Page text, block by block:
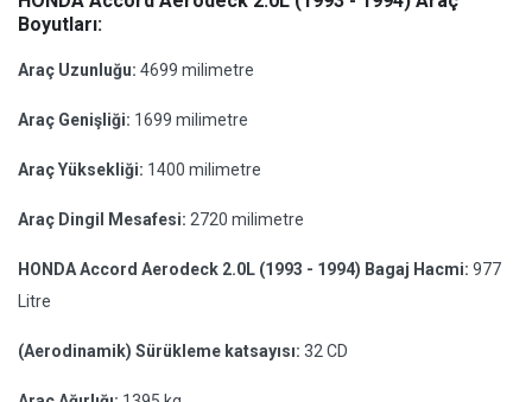
Boyutları:
Araç Uzunluğu: 4699 milimetre
Araç Genişliği: 1699 milimetre
Araç Yüksekliği: 1400 milimetre
Araç Dingil Mesafesi: 2720 milimetre
HONDA Accord Aerodeck 2.0L (1993 - 1994) Bagaj Hacmi: 977
Litre
(Aerodinamik) Sürükleme katsayısı: 32 CD